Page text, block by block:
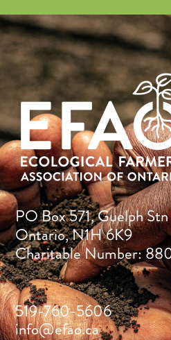
PO Box 571, Guelph
Ontario, N1H 6K9
Charitable Number:
519-760-5606
info@efao.ca